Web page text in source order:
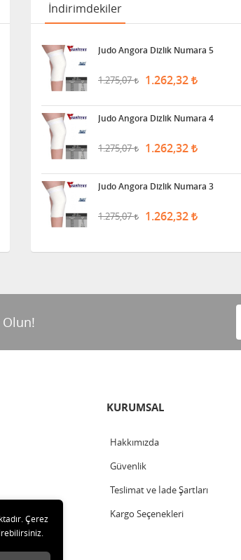
İndirimdekiler
Judo Angora Dizlik Numara 5
1.275,07 1.262,32
Judo Angora Dizlik Numara 4
1.275,07 1.262,32
Judo Angora Dizlik Numara 3
1.275,07 1.262,32
KURUMSAL
Hakkımızda
Güvenlik
Teslimat ve İade Şartları
Kargo Seçenekleri
Çerez